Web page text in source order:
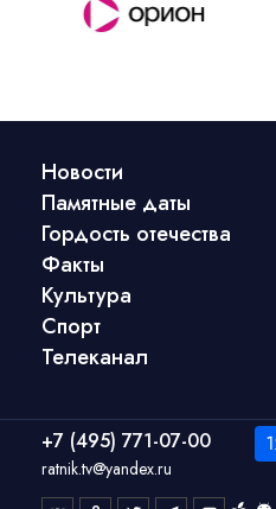
Новости
Памятные даты
Гордость отечества
Факты
Культура
Спорт
Телеканал
+7 (495) 771-07-00
ratnik.tv@yandex.ru